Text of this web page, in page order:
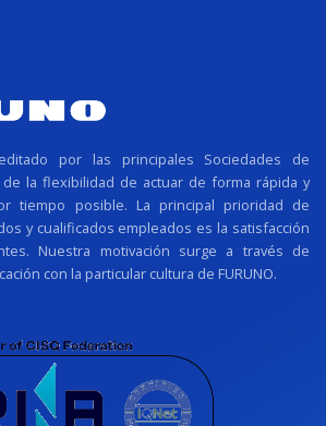
por las principales Sociedades de
de la flexibilidad de actuar de forma rápida y
tiempo posible. La principal prioridad de
y cualificados empleados es la satisfacción
Nuestra motivación surge a través de
con la particular cultura de FURUNO.